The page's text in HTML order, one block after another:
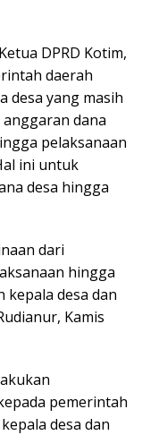
DPRD Kotim,
daerah
desa yang masih
dana
pelaksanaan
ini untuk
desa hingga
dari
hingga
kepala desa dan
Kamis
pemerintah
desa dan